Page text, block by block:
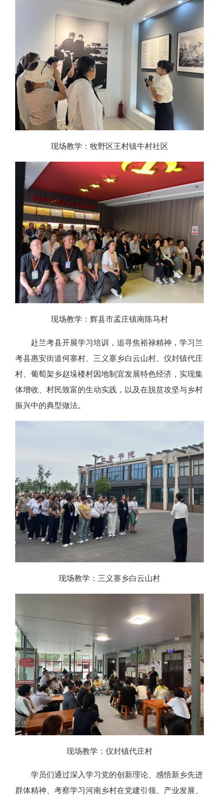
现场教学：牧野区王村镇牛村社区
现场教学：辉县市孟庄镇南陈马村
赴兰考县开展学习培训，追寻焦裕禄精神，学习兰
考县惠安街道何寨村、三义寨乡白云山村、仪封镇代庄
村、葡萄架乡赵垛楼村因地制宜发展特色经济，实现集
体增收、村民致富的生动实践，以及在脱贫攻坚与乡村
振兴中的典型做法。
现场教学：三义寨乡白云山村
现场教学：仪封镇代庄村
学员们通过深入学习党的创新理论、感悟新乡先进
群体精神、考察学习河南乡村在党建引领、产业发展、